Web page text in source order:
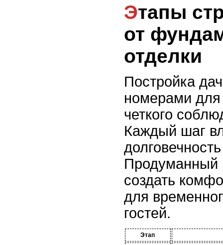
Этапы строительства:
от
отделки
Постройка
номерами для
четкого
Каждый шаг
Продуманный
создать
для
гостей.
Этап